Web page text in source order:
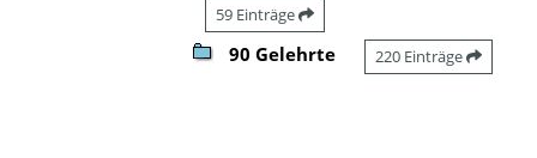
59 Einträge
90 Gelehrte 220 Einträge